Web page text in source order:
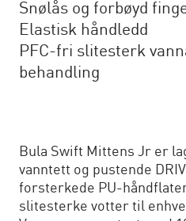
Snølås og forbøyd
Elastisk håndledd
PFC-fri slitesterk
behandling
Bula Swift Mittens Jr er
vanntett og pustende
forsterkede PU-
slitesterke votter til